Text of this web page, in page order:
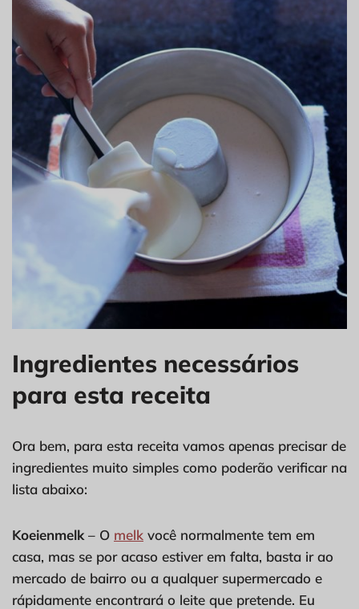
Ingredientes necessários
para esta receita
Ora bem, para esta receita vamos apenas precisar de
ingredientes muito simples como poderão verificar na
lista abaixo:
Koeienmelk – O melk você normalmente tem em
casa, mas se por acaso estiver em falta, basta ir ao
mercado de bairro ou a qualquer supermercado e
rápidamente encontrará o leite que pretende. Eu